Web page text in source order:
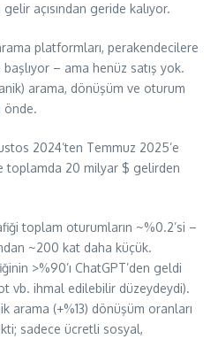
açısından geride kalıyor.
platformları, perakendecilere
– ama henüz satış yok.
arama, dönüşüm ve oturum
önde.
2024’ten Temmuz 2025’e
toplamda 20 milyar $ gelirden
toplam oturumların ~%0.2’si –
~200 kat daha küçük.
>%90’ı ChatGPT’den geldi
vb. ihmal edilebilir düzeydeydi).
arama (+%13) dönüşüm oranları
sadece ücretli sosyal,